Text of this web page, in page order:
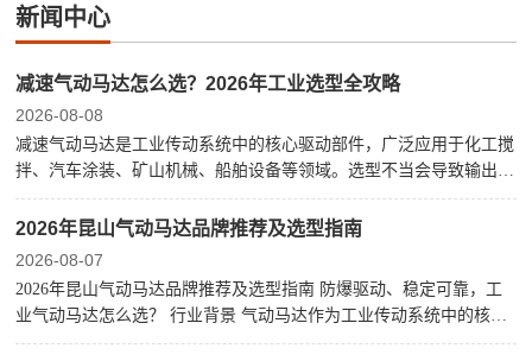
新闻中心
减速气动马达怎么选？2026年工业选型全攻略
2026-08-08
减速气动马达是工业传动系统中的核心驱动部件，广泛应用于化工搅
拌、汽车涂装、矿山机械、船舶设备等领域。选型不当会导致输出扭
矩不足、转速不匹配、设备寿命缩短甚至安全隐患。很多采购人员在
选型时只关注功率参数，忽略了工况环境、减速比、安装方式等关键
2026年昆山气动马达品牌推荐及选型指南
2026-08-07
2026年昆山气动马达品牌推荐及选型指南 防爆驱动、稳定可靠，工
业气动马达怎么选？ 行业背景 气动马达作为工业传动系统中的核心
驱动部件，以压缩空气为动力源，具备本质防爆、可无级调速、结构